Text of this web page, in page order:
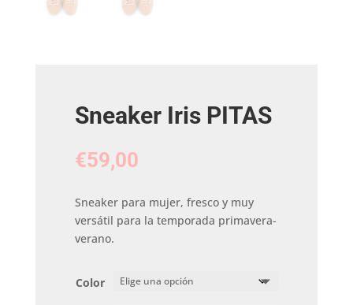
Sneaker Iris PITAS
€59,00
Sneaker para mujer, fresco y muy
versátil para la temporada primavera-
verano.
Color